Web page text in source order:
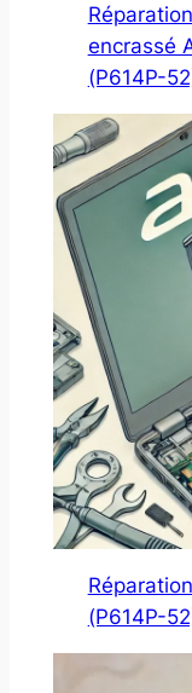
encrassé
(P614P-
(P614P-